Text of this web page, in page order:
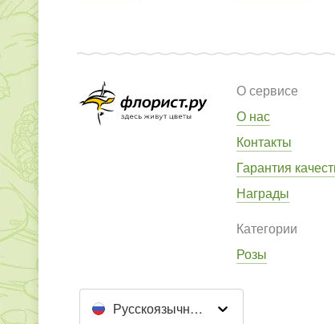
О сервисе
О нас
Контакты
Гарантия
Награды
Категории
Розы
Русскоязычный сайт